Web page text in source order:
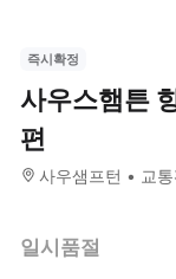
즉시확정
사우스햄튼
편
사우샘프턴 교
일시품절